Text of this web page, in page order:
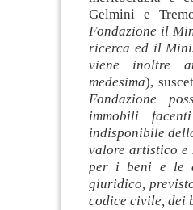
Gelmini e
Fondazione il
ricerca ed il
viene inoltre
medesima),
Fondazione
immobili
indisponibile
valore artistico e
per i beni e le
giuridico,
codice civile, dei